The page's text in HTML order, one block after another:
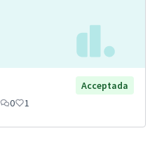
Acceptada
0 1